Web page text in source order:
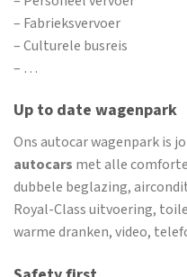
– Fabrieksvervoer
– Culturele busreis
– …
Up to date wagenpark
Ons autocar wagenpark is
autocars met alle
dubbele beglazing,
Royal-Class uitvoering,
warme dranken, video,